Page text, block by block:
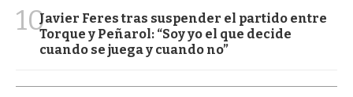
10Javier Feres tras suspender el partido entre
Torque y Peñarol: “Soy yo el que decide
cuando se juega y cuando no”